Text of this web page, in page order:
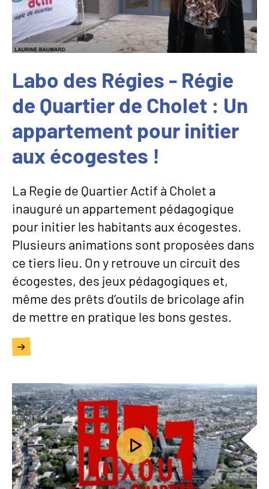
Labo des Régies - Régie
de Quartier de Cholet : Un
appartement pour initier
aux écogestes !
La Regie de Quartier Actif à Cholet a
inauguré un appartement pédagogique
pour initier les habitants aux écogestes.
Plusieurs animations sont proposées dans
ce tiers lieu. On y retrouve un circuit des
écogestes, des jeux pédagogiques et,
même des prêts d’outils de bricolage afin
de mettre en pratique les bons gestes.